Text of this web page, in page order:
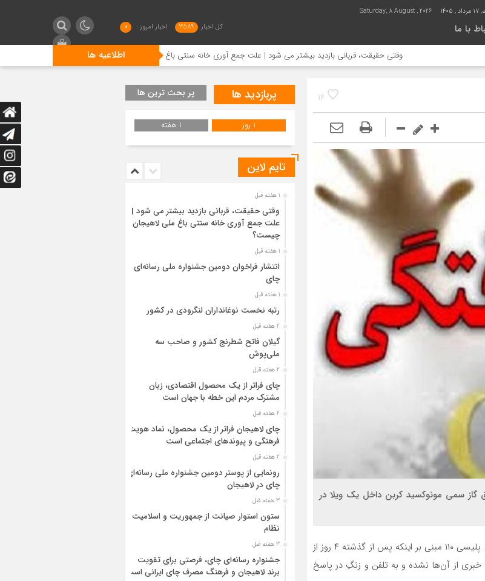
, ۱۴۰۵ Saturday, 8 August , 2026
با ما کل اخبار 3589 اخبار امروز : 0
اطلاعیه ها وقتی حقیقت، قربانی بازدید بیشتر می شود | علت جمع آوری خانه سنتی باغ ملی لاهیجان چیست؟
14
از جان باختن ۴ مرد بر اثر استنشاق گاز سمی مونوکسید کربن داخل یک ویلا در
سرهنگ حمید محمدی‌نسب گفت : در پی تماس مردمی با مرکز فوریت‌های پلیسی ۱۱۰ مبنی بر اینکه پس از گذشته ۴ روز از
خبری از آن‌ها نشده و به تلفن و زنگِ در پاسخ
پربازدید ها پر بحث ترین ها
1 روز 1 هفته
تایم لاین
1 هفته قبل
وقتی حقیقت، قربانی بازدید بیشتر می شود |
علت جمع آوری خانه سنتی باغ ملی لاهیجان
چیست؟
1 هفته قبل
انتشار فراخوان دومین جشنواره ملی رسانه‌ای
چای
1 هفته قبل
رتبه نخست نوغانداران لنگرودی در کشور
2 هفته قبل
گیلان فاتح شطرنج کشور و صاحب سه
ملی‌پوش
2 هفته قبل
چای فراتر از یک محصول اقتصادی، زبان
مشترک مردم این خطه با جهان است
2 هفته قبل
چای لاهیجان فراتر از یک محصول، نماد هویت
فرهنگی و پیوندهای اجتماعی است
2 هفته قبل
رونمایی از پوستر دومین جشنواره ملی رسانه‌ای
چای در لاهیجان
3 هفته قبل
ستون استوار صیانت از جمهوریت و اسلامیت
نظام
3 هفته قبل
جشنواره رسانه‌ای چای، فرصتی برای تقویت
برند لاهیجان و فرهنگ مصرف چای ایرانی است